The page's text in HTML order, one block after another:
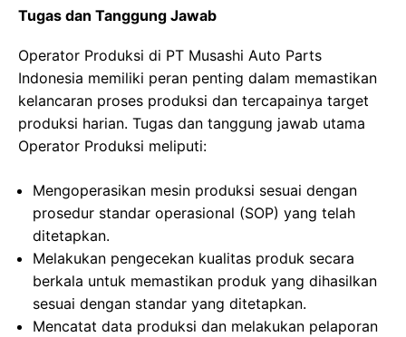
Tugas dan Tanggung Jawab
Operator Produksi di PT Musashi Auto Parts
Indonesia memiliki peran penting dalam memastikan
kelancaran proses produksi dan tercapainya target
produksi harian. Tugas dan tanggung jawab utama
Operator Produksi meliputi:
Mengoperasikan mesin produksi sesuai dengan
prosedur standar operasional (SOP) yang telah
ditetapkan.
Melakukan pengecekan kualitas produk secara
berkala untuk memastikan produk yang dihasilkan
sesuai dengan standar yang ditetapkan.
Mencatat data produksi dan melakukan pelaporan